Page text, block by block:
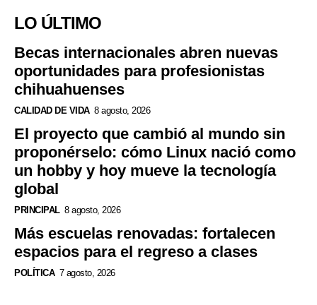
LO ÚLTIMO
Becas internacionales abren nuevas
oportunidades para profesionistas
chihuahuenses
CALIDAD DE VIDA 8 agosto, 2026
El proyecto que cambió al mundo sin
proponérselo: cómo Linux nació como
un hobby y hoy mueve la tecnología
global
PRINCIPAL 8 agosto, 2026
Más escuelas renovadas: fortalecen
espacios para el regreso a clases
POLÍTICA 7 agosto, 2026